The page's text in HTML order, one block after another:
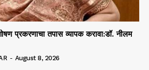
प्रकरणाचा तपास व्यापक करावा:डॉ. नीलम
- August 8, 2026